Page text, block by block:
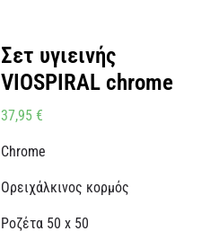
Σετ υγιεινής
VIOSPIRAL chrome
37,95 €
Chrome
Ορειχάλκινος κορμός
Ροζέτα 50 x 50